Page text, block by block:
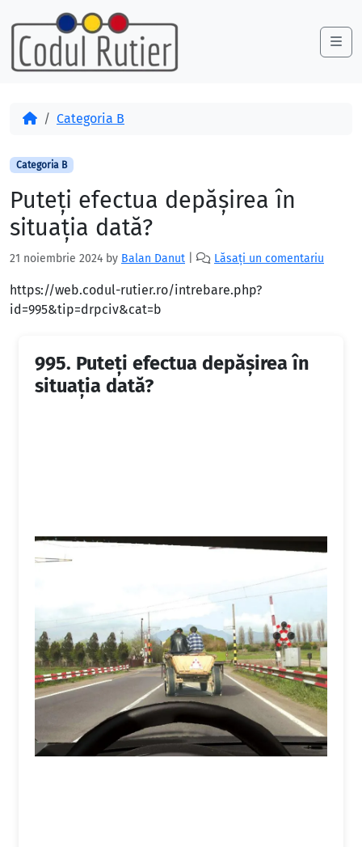
Skip to content
Skip to footer
AcasăCategoria B
Categoria B
Puteţi efectua depăşirea în
situaţia dată?
21 noiembrie 2024 by Balan Danut Lăsați un comentariu
https://web.codul-rutier.ro/intrebare.php?
id=995&tip=drpciv&cat=b
995. Puteţi efectua depăşirea în
situaţia dată?